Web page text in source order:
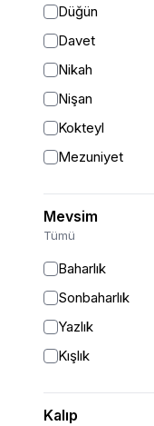
Düğün
Davet
Nikah
Nişan
Kokteyl
Mezuniyet
Mevsim
Tümü
Baharlık
Sonbaharlık
Yazlık
Kışlık
Kalıp